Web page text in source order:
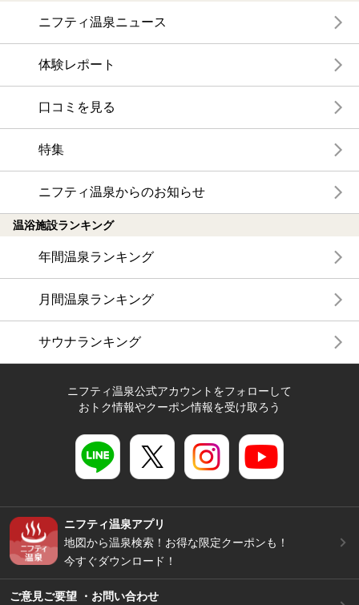
ニフティ温泉ニュース
体験レポート
口コミを見る
特集
ニフティ温泉からのお知らせ
温浴施設ランキング
年間温泉ランキング
月間温泉ランキング
サウナランキング
ニフティ温泉公式アカウントをフォローして
おトク情報やクーポン情報を受け取ろう
ニフティ温泉アプリ
地図から温泉検索！お得な限定クーポンも！
今すぐダウンロード！
ご意見ご要望 ・お問い合わせ